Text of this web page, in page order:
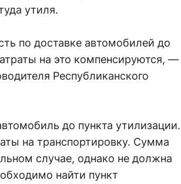
утиля.
по доставке автомобилей до
на это компенсируются, —
Республиканского
до пункта утилизации.
на транспортировку. Сумма
случае, однако не должна
найти пункт